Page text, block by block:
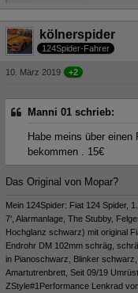
kölnerspider
124Spider-Fahrer
10. März 2019 +2
Manni 01 schrieb:
Habe meins über einen
bekommen . 15€
Das Original von Mopar?
Mein 124Spider: Fiat 124 Spider,
7‘, Alarmanlage, The Stubby,
Hochglanz schwarz) mit original
Endrohr DM 102mm schräg,
in Pianoschwarz, Blinker
Amartutrenbrett, Seit 09/19
ZStyle#1Performance Lenkrad